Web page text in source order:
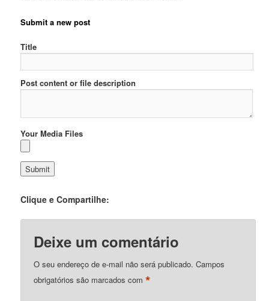
Submit a new post
Title
Post content or file description
Your Media Files
Clique e Compartilhe:
Deixe um comentário
O seu endereço de e-mail não será publicado. Campos
obrigatórios são marcados com*